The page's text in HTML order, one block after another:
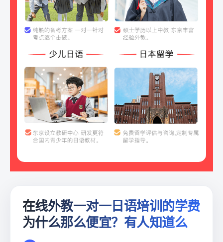
在线外教一对一日语培训的学费
为什么那么便宜？有人知道么